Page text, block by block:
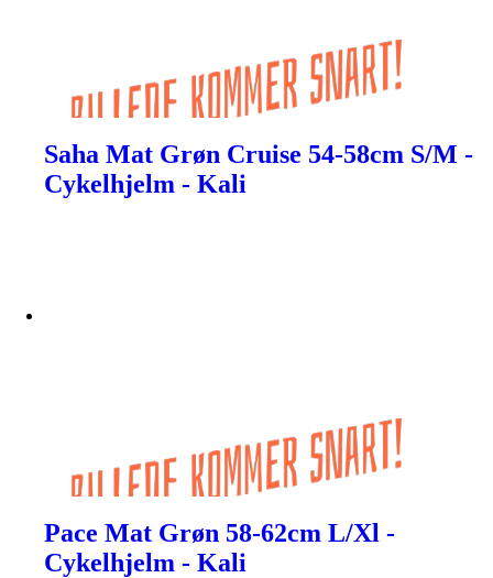
Saha Mat Grøn Cruise 54-58cm S/M -
Cykelhjelm - Kali
Pace Mat Grøn 58-62cm L/Xl -
Cykelhjelm - Kali